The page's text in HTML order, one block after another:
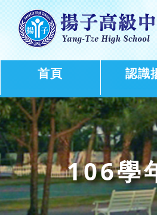
首頁 認識
106學